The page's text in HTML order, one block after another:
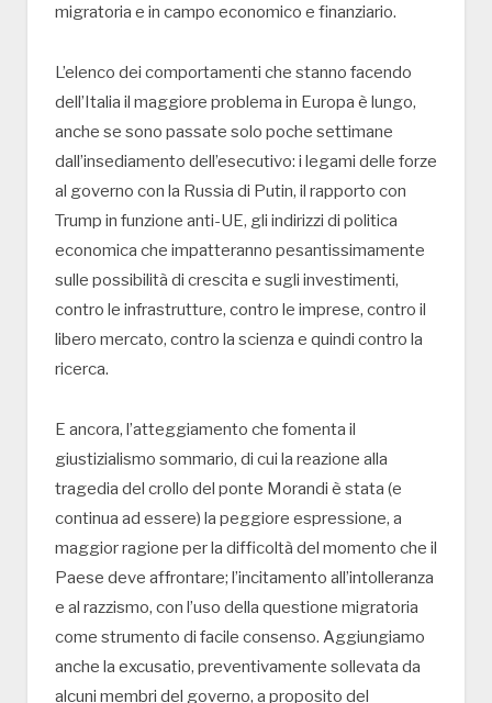
migratoria e in campo economico e finanziario.
L’elenco dei comportamenti che stanno facendo
dell’Italia il maggiore problema in Europa è lungo,
anche se sono passate solo poche settimane
dall’insediamento dell’esecutivo: i legami delle forze
al governo con la Russia di Putin, il rapporto con
Trump in funzione anti-UE, gli indirizzi di politica
economica che impatteranno pesantissimamente
sulle possibilità di crescita e sugli investimenti,
contro le infrastrutture, contro le imprese, contro il
libero mercato, contro la scienza e quindi contro la
ricerca.
E ancora, l’atteggiamento che fomenta il
giustizialismo sommario, di cui la reazione alla
tragedia del crollo del ponte Morandi è stata (e
continua ad essere) la peggiore espressione, a
maggior ragione per la difficoltà del momento che il
Paese deve affrontare; l’incitamento all’intolleranza
e al razzismo, con l’uso della questione migratoria
come strumento di facile consenso. Aggiungiamo
anche la excusatio, preventivamente sollevata da
alcuni membri del governo, a proposito del